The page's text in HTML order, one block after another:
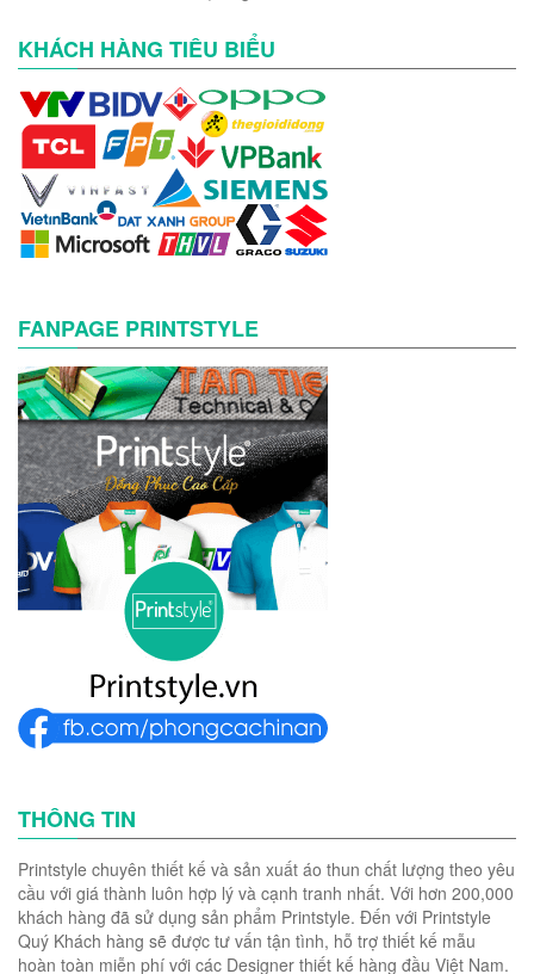
KHÁCH HÀNG TIÊU BIỂU
FANPAGE PRINTSTYLE
THÔNG TIN
Printstyle chuyên thiết kế và sản xuất áo thun chất lượng theo yêu
cầu với giá thành luôn hợp lý và cạnh tranh nhất. Với hơn 200,000
khách hàng đã sử dụng sản phẩm Printstyle. Đến với Printstyle
Quý Khách hàng sẽ được tư vấn tận tình, hỗ trợ thiết kế mẫu
hoàn toàn miễn phí với các Designer thiết kế hàng đầu Việt Nam.